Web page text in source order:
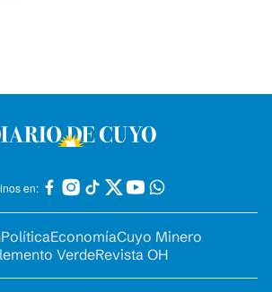
en:
PolíticaEconomíaCuyo Minero
VerdeRevista OH